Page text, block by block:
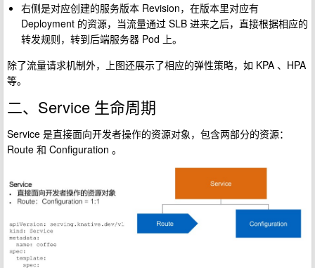
右侧是对应创建的服务版本 Revision，在版本里对应有
Deployment 的资源，当流量通过 SLB 进来之后，直接根据相应的
转发规则，转到后端服务器 Pod 上。
除了流量请求机制外，上图还展示了相应的弹性策略，如 KPA 、HPA
等。
二、Service 生命周期
Service 是直接面向开发者操作的资源对象，包含两部分的资源：
Route 和 Configuration 。